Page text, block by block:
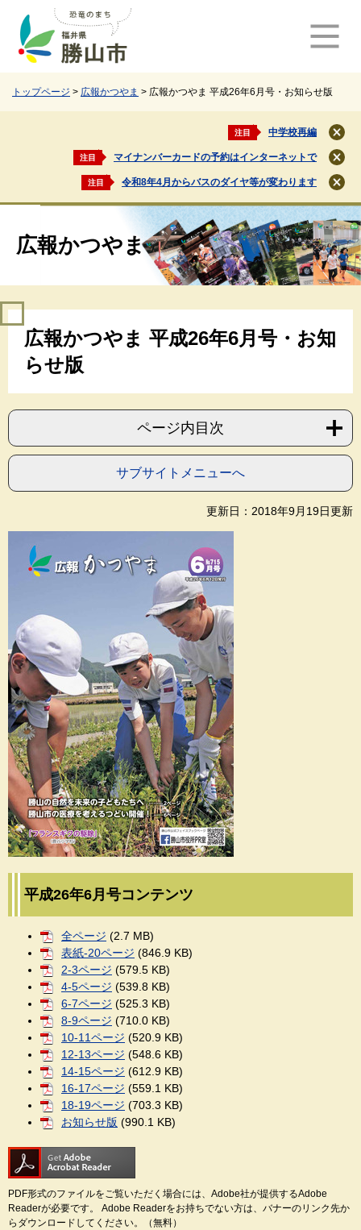
トップページ > 広報かつやま > 広報かつやま 平成26年6月号・お知らせ版
注目 中学校再編
閉
じ
る
注目 マイナンバーカードの予約はインターネットで
閉
じ
る
注目 令和8年4月からバスのダイヤ等が変わります
閉
じ
る
広報かつやま
広報かつやま 平成26年6月号・お知
らせ版
ページ内目次
サブサイトメニューへ
更新日：2018年9月19日更新
平成26年6月号コンテンツ
全ページ (2.7 MB)
表紙-20ページ (846.9 KB)
2-3ページ (579.5 KB)
4-5ページ (539.8 KB)
6-7ページ (525.3 KB)
8-9ページ (710.0 KB)
10-11ページ (520.9 KB)
12-13ページ (548.6 KB)
14-15ページ (612.9 KB)
16-17ページ (559.1 KB)
18-19ページ (703.3 KB)
お知らせ版 (990.1 KB)
PDF形式のファイルをご覧いただく場合には、Adobe社が提供するAdobe
Readerが必要です。
Adobe Readerをお持ちでない方は、バナーのリンク先か
らダウンロードしてください。（無料）